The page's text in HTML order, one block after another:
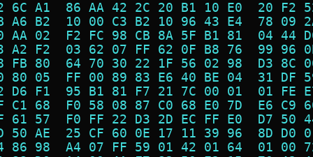
6C A1  86 AA 42 2C 20 B1 10 E0  20
A6 B2  10 00 C3 B2 10 96 43 E4  78
AA 02  F2 FC 98 CB 8A 5F B1 81  04
A2 F2  03 62 07 FF 62 0F B8 76  99
FB 80  64 70 30 22 1F 56 02 98  D3
80 05  FF 00 89 83 E6 40 BE 04  31
D6 F1  95 B1 81 F7 21 7C 00 01  01
C1 68  F0 58 08 87 C0 68 E0 7D  E6
61 57  F0 FF 22 D3 2D EC FF E0  D7
50 AE  25 CF 60 0E 17 11 39 96  8D
86 98  A4 07 FF 59 01 42 01 64  01